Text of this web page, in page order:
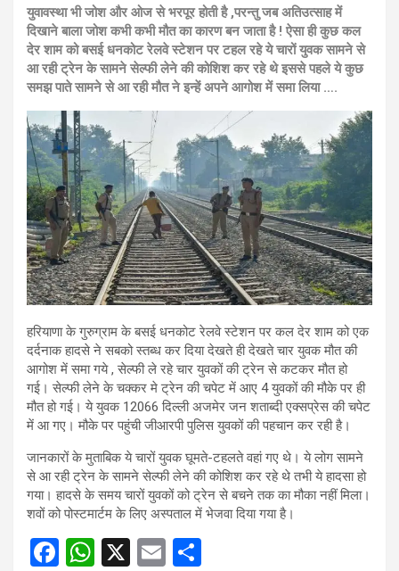
युवावस्था भी जोश और ओज से भरपूर होती है ,परन्तु जब अतिउत्साह में
दिखाने बाला जोश कभी कभी मौत का कारण बन जाता है ! ऐसा ही कुछ कल
देर शाम को बसई धनकोट रेलवे स्टेशन पर टहल रहे ये चारों युवक सामने से
आ रही ट्रेन के सामने सेल्फी लेने की कोशिश कर रहे थे इससे पहले ये कुछ
समझ पाते सामने से आ रही मौत ने इन्हें अपने आगोश में समा लिया ….
हरियाणा के गुरुग्राम के बसई धनकोट रेलवे स्टेशन पर कल देर शाम को एक
दर्दनाक हादसे ने सबको स्तब्ध कर दिया देखते ही देखते चार युवक मौत की
आगोश में समा गये , सेल्फी ले रहे चार युवकों की ट्रेन से कटकर मौत हो
गई। सेल्फी लेने के चक्कर मे ट्रेन की चपेट में आए 4 युवकों की मौके पर ही
मौत हो गई। ये युवक 12066 दिल्ली अजमेर जन शताब्दी एक्सप्रेस की चपेट
में आ गए। मौके पर पहुंची जीआरपी पुलिस युवकों की पहचान कर रही है।
जानकारों के मुताबिक ये चारों युवक घूमते-टहलते वहां गए थे। ये लोग सामने
से आ रही ट्रेन के सामने सेल्फी लेने की कोशिश कर रहे थे तभी ये हादसा हो
गया। हादसे के समय चारों युवकों को ट्रेन से बचने तक का मौका नहीं मिला।
शवों को पोस्टमार्टम के लिए अस्पताल में भेजवा दिया गया है।
F
W X
E